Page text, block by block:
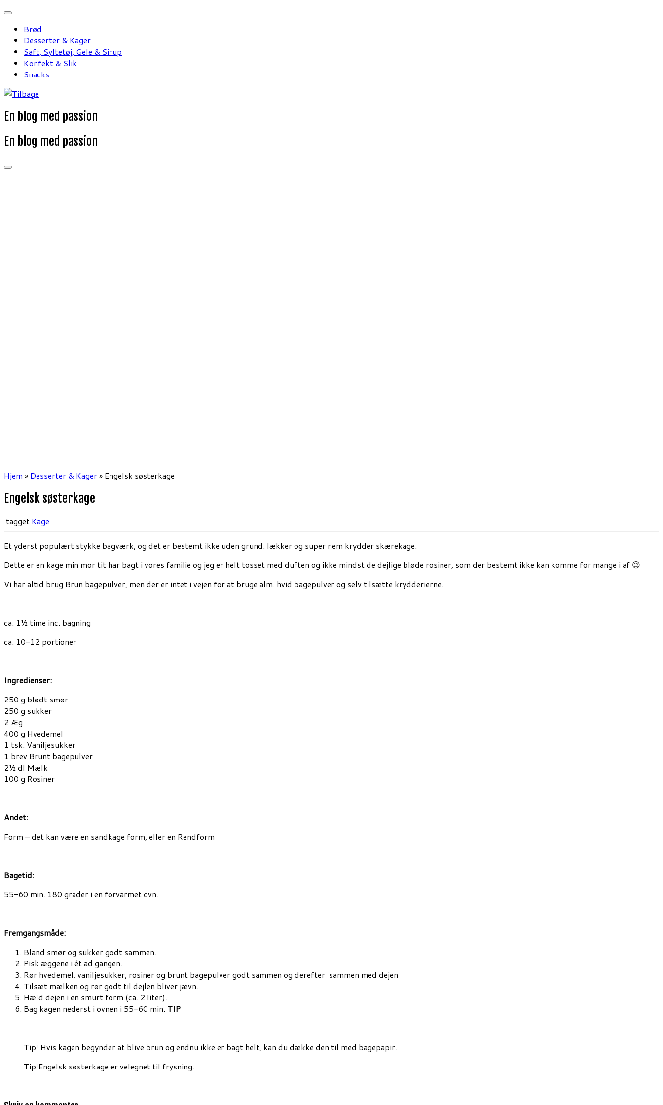
Fortsæt
indholdBrød
Desserter & Kager
Saft, Syltetøj, Gele & Sirup
Konfekt & Slik
Snacks
En blog med passion
En blog med passion
Hjem » Desserter & Kager» Engelsk søsterkage
Engelsk søsterkage
tagget Kage
Et yderst populært stykke bagværk, og det er bestemt ikke uden grund. lækker og super nem krydder skærekage.
Dette er en kage min mor tit har bagt i vores familie og jeg er helt tosset med duften og ikke mindst de dejlige bløde rosiner, som der bestemt ikke kan komme for mange i af 😉
Vi har altid brug Brun bagepulver, men der er intet i vejen for at bruge alm. hvid bagepulver og selv tilsætte krydderierne.
ca. 1½ time inc. bagning
ca. 10-12 portioner
Ingredienser:
250 g blødt smør
250 g sukker
2 Æg
400 g Hvedemel
1 tsk. Vaniljesukker
1 brev Brunt bagepulver
2½ dl Mælk
100 g Rosiner
Andet:
Form – det kan være en sandkage form, eller en Rendform
Bagetid:
55-60 min. 180 grader i en forvarmet ovn.
Fremgangsmåde:
Bland smør og sukker godt sammen.
Pisk æggene i ét ad gangen.
Rør hvedemel, vaniljesukker, rosiner og brunt bagepulver godt sammen og derefter sammen med dejen
Tilsæt mælken og rør godt til dejlen bliver jævn.
Hæld dejen i en smurt form (ca. 2 liter).
Bag kagen nederst i ovnen i 55-60 min. TIP
Tip! Hvis kagen begynder at blive brun og endnu ikke er bagt helt, kan du dække den til med bagepapir.
Tip!Engelsk søsterkage er velegnet til frysning.